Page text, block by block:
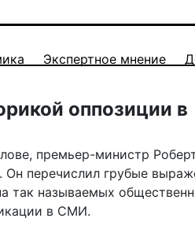
Экспертное мнение
оппозиции в
премьер-министр
Он перечислил грубые
так называемых
в СМИ.